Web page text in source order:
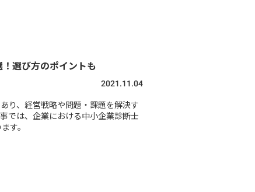
選び方のポイントも
2021.11.04
り、経営戦略や問題・課題を解決す
では、企業における中小企業診断士
す。